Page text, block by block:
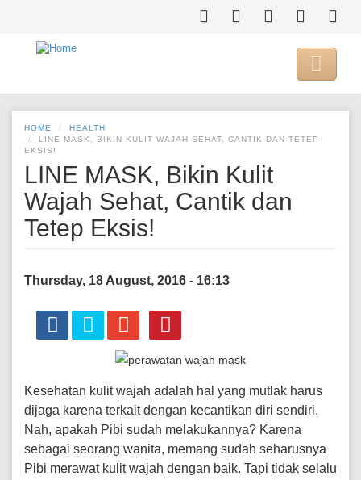

HOME
HEALTH
LINE MASK, BIKIN KULIT WAJAH SEHAT, CANTIK DAN TETEP
EKSIS!
LINE MASK, Bikin Kulit
Wajah Sehat, Cantik dan
Tetep Eksis!
Thursday, 18 August, 2016 - 16:13
Kesehatan kulit wajah adalah hal yang mutlak harus
dijaga karena terkait dengan kecantikan diri sendiri.
Nah, apakah Pibi sudah melakukannya? Karena
sebagai seorang wanita, memang sudah seharusnya
Pibi merawat kulit wajah dengan baik. Tapi tidak selalu